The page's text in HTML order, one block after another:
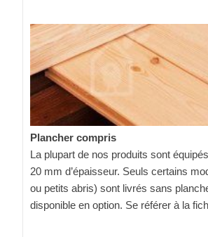
Plancher compris
La plupart de nos produits sont
20 mm d’épaisseur. Seuls certains
ou petits abris) sont livrés sans
disponible en option. Se référer à la